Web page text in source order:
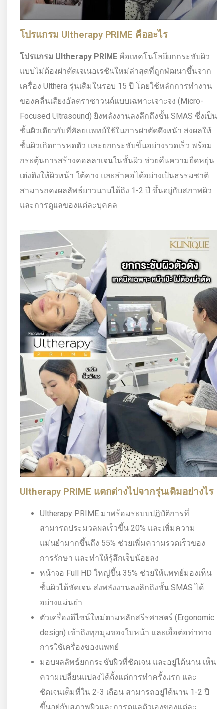
โปรแกรม Ultherapy PRIME คืออะไร
โปรแกรม Ultherapy PRIME คือเทคโนโลยียกกระชับผิว
แบบไม่ต้องผ่าตัดเจเนอเรชันใหม่ล่าสุดที่ถูกพัฒนาขึ้นจาก
เครื่อง Ulthera รุ่นเดิมในรอบ 15 ปี โดยใช้หลักการทำงาน
ของคลื่นเสียงอัลตราซาวนด์แบบเฉพาะเจาะจง (Micro-
Focused Ultrasound) ยิงพลังงานลงลึกถึงชั้น SMAS ซึ่งเป็น
ชั้นผิวเดียวกับที่ศัลยแพทย์ใช้ในการผ่าตัดดึงหน้า ส่งผลให้
ชั้นผิวเกิดการหดตัว และยกกระชับขึ้นอย่างรวดเร็ว พร้อม
กระตุ้นการสร้างคอลลาเจนในชั้นผิว ช่วยคืนความยืดหยุ่น
เต่งตึงให้ผิวหน้า ใต้คาง และลำคอได้อย่างเป็นธรรมชาติ
สามารถคงผลลัพธ์ยาวนานได้ถึง 1-2 ปี ขึ้นอยู่กับสภาพผิว
และการดูแลของแต่ละบุคคล
Ultherapy PRIME แตกต่างไปจากรุ่นเดิมอย่างไร
Ultherapy PRIME มาพร้อมระบบปฏิบัติการที่
สามารถประมวลผลเร็วขึ้น 20% และเพิ่มความ
แม่นยำมากขึ้นถึง 55% ช่วยเพิ่มความรวดเร็วของ
การรักษา และทำให้รู้สึกเจ็บน้อยลง
หน้าจอ Full HD ใหญ่ขึ้น 35% ช่วยให้แพทย์มองเห็น
ชั้นผิวได้ชัดเจน ส่งพลังงานลงลึกถึงชั้น SMAS ได้
อย่างแม่นยำ
ตัวเครื่องดีไซน์ใหม่ตามหลักสรีรศาสตร์ (Ergonomic
design) เข้าถึงทุกมุมของใบหน้า และเอื้อต่อท่าทาง
การใช้เครื่องของแพทย์
มอบผลลัพธ์ยกกระชับผิวที่ชัดเจน และอยู่ได้นาน เห็น
ความเปลี่ยนแปลงได้ตั้งแต่การทำครั้งแรก และ
ชัดเจนเต็มที่ใน 2-3 เดือน สามารถอยู่ได้นาน 1-2 ปี
ขึ้นอยู่กับสภาพผิวและการดูแลตัวเองของแต่ละ